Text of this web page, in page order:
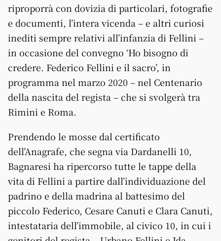
riproporrà con dovizia di particolari, fotografie
e documenti, l’intera vicenda – e altri curiosi
inediti sempre relativi all’infanzia di Fellini –
in occasione del convegno ‘Ho bisogno di
credere. Federico Fellini e il sacro’, in
programma nel marzo 2020 – nel Centenario
della nascita del regista – che si svolgerà tra
Rimini e Roma.
Prendendo le mosse dal certificato
dell’Anagrafe, che segna via Dardanelli 10,
Bagnaresi ha ripercorso tutte le tappe della
vita di Fellini a partire dall’individuazione del
padrino e della madrina al battesimo del
piccolo Federico, Cesare Canuti e Clara Canuti,
intestataria dell’immobile, al civico 10, in cui i